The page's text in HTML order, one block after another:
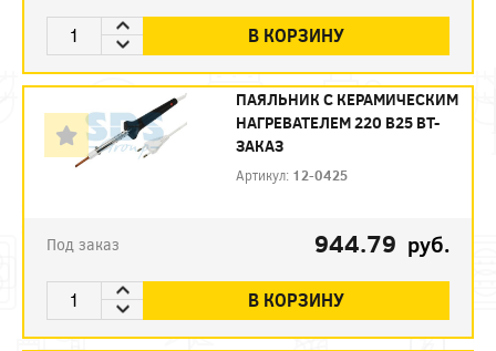
В КОРЗИНУ
ПАЯЛЬНИК С КЕРАМИЧЕСКИМ
НАГРЕВАТЕЛЕМ 220 В25 ВТ-
ЗАКАЗ
Артикул: 12-0425
Под заказ 944.79 руб.
В КОРЗИНУ